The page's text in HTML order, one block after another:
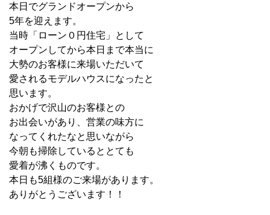
本日でグランドオープンから
5年を迎えます。
当時「ローン０円住宅」として
オープンしてから本日まで本当に
大勢のお客様に来場いただいて
愛されるモデルハウスになったと
思います。
おかげで沢山のお客様との
お出会いがあり、営業の味方に
なってくれたなと思いながら
今朝も掃除しているととても
愛着が沸くものです。
本日も5組様のご来場があります。
ありがとうございます！！